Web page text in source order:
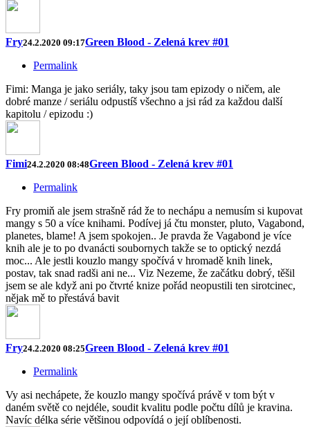
Fry24.2.2020 09:17Green Blood - Zelená krev #01
Permalink
Fimi: Manga je jako seriály, taky jsou tam epizody o ničem, ale
dobré manze / seriálu odpustíš všechno a jsi rád za každou další
kapitolu / epizodu :)
Fimi24.2.2020 08:48Green Blood - Zelená krev #01
Permalink
Fry promiň ale jsem strašně rád že to nechápu a nemusím si kupovat
mangy s 50 a více knihami. Podívej já čtu monster, pluto, Vagabond,
planetes, blame! A jsem spokojen.. Je pravda že Vagabond je více
knih ale je to po dvanácti soubornych takže se to optický nezdá
moc... Ale jestli kouzlo mangy spočívá v hromadě knih linek,
postav, tak snad radši ani ne... Viz Nezeme, že začátku dobrý, těšil
jsem se ale když ani po čtvrté knize pořád neopustili ten sirotcinec,
nějak mě to přestává bavit
Fry24.2.2020 08:25Green Blood - Zelená krev #01
Permalink
Vy asi nechápete, že kouzlo mangy spočívá právě v tom být v
daném světě co nejdéle, soudit kvalitu podle počtu dílů je kravina.
Navíc délka série většinou odpovídá o její oblíbenosti.